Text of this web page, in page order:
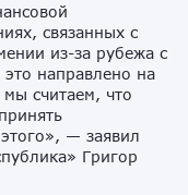
связанных с
из-за рубежа с
направлено на
считаем, что
— заявил
Григор